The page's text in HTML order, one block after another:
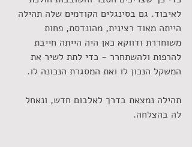
לאיבוד. גם בסינגלים הקודמים שלה תהילה
הייתה מאוד רצינית, מהונדסת, פחות
משוחררת ודווקא כאן היה הייתה חייבת
להרפות ולהשתחרר - כדי לתת לשיר את
המשקל הנכון לו ואת המסגרת הנכונה לו.
תהילה נמצאת בדרך לאלבום חדש, ונאחל
לה בהצלחה.